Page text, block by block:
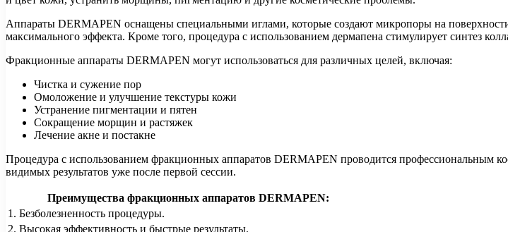
Аппараты DERMAPEN оснащены специальными иглами, которые создают микропоры на
максимального эффекта. Кроме того, процедура с использованием дермапена стимулирует синтез
Фракционные аппараты DERMAPEN могут использоваться для различных целей, включая:
Чистка и сужение пор
Омоложение и улучшение текстуры кожи
Устранение пигментации и пятен
Сокращение морщин и растяжек
Лечение акне и постакне
Процедура с использованием фракционных аппаратов DERMAPEN проводится профессиональным
видимых результатов уже после первой сессии.
Преимущества фракционных аппаратов DERMAPEN:
1. Безболезненность процедуры.
2. Высокая эффективность и быстрые результаты.